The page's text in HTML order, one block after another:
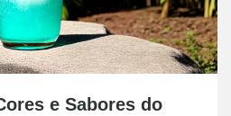
e Sabores do